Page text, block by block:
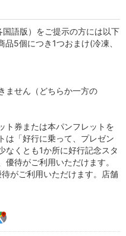
語版）をご提示の方には以下
5個につき1つおまけ(冷凍、
ません（どちらか一方の
ト券または本パンフレットを
は「好行に乗って、プレゼン
なくとも1か所に好行記念スタ
待がご利用いただけます。
がご利用いただけます。店舗